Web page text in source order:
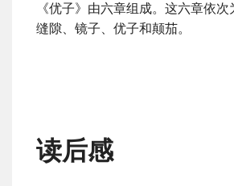
《优子》由六章组成。这六章依次
缝隙、镜子、优子和颠茄。
读后感